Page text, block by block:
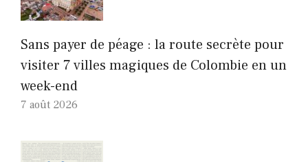
Sans payer de péage : la route secrète pour
visiter 7 villes magiques de Colombie en un
week-end
7 août 2026